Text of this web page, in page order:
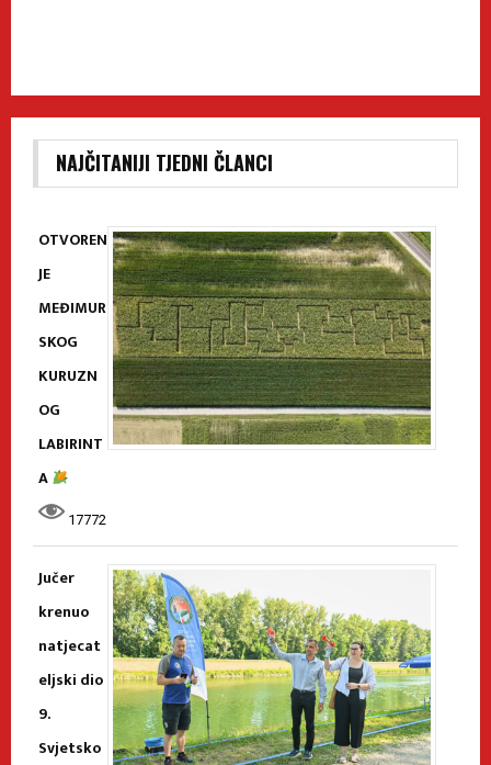
NAJČITANIJI TJEDNI ČLANCI
OTVOREN
JE
MEĐIMUR
SKOG
KURUZN
OG
LABIRINT
A
17772
Jučer
krenuo
natjecat
eljski dio
9.
Svjetsko